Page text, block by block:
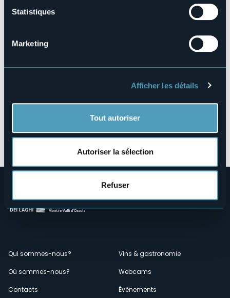
Statistiques
Marketing
Afficher les détails
Tout autoriser
Autoriser la sélection
Refuser
Loc. Belvedere
Ouvrir la carte
Menù
secondario
Qui sommes-nous?
Où sommes-nous?
Contacts
Vins & gastronomie
Webcams
Événements